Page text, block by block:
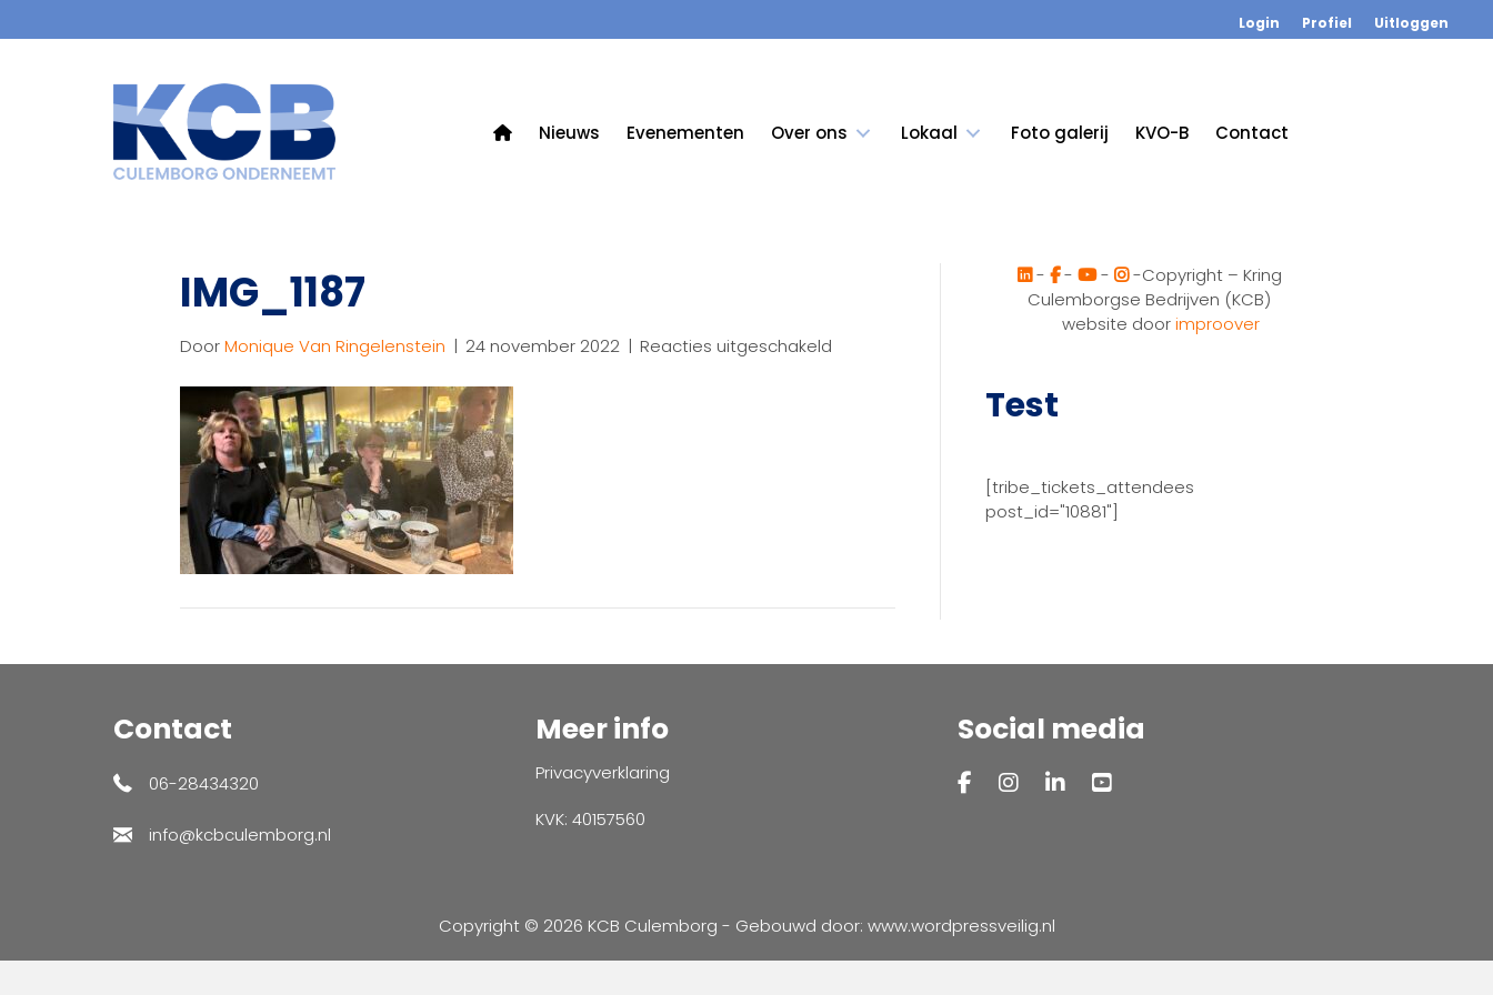
Login Profiel Uitloggen
Nieuws Evenementen Over ons Lokaal Foto galerij KVO-B Contact
IMG_1187
DoorMonique Van Ringelenstein | 24 november 2022 | Reacties uitgeschakeld
- - -
-Copyright – Kring
Culemborgse Bedrijven (KCB)
website doorimproover
Test
[tribe_tickets_attendees
post_id="10881"]
Contact
06-28434320
info@kcbculemborg.nl
Meer info
Privacyverklaring
KVK: 40157560
Social media
Copyright © 2026 KCB Culemborg - Gebouwd door: www.wordpressveilig.nl